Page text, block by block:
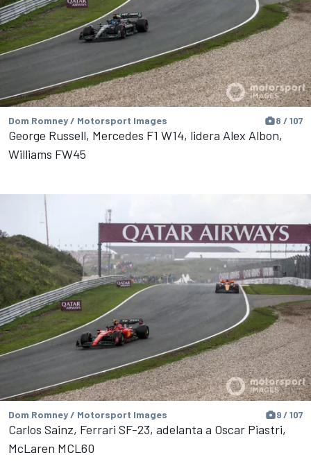
Dom Romney / Motorsport Images 8 / 107
George Russell, Mercedes F1 W14, lidera Alex Albon,
Williams FW45
Dom Romney / Motorsport Images 9 / 107
Carlos Sainz, Ferrari SF-23, adelanta a Oscar Piastri,
McLaren MCL60